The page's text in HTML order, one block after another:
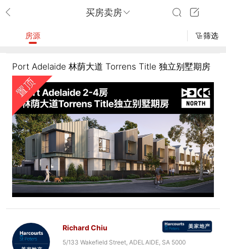
买房卖房
房源 筛选
Port Adelaide 林荫大道 Torrens Title 独立别墅期房
Richard Chiu
5/133 Wakefield Street, ADELAIDE, SA 5000